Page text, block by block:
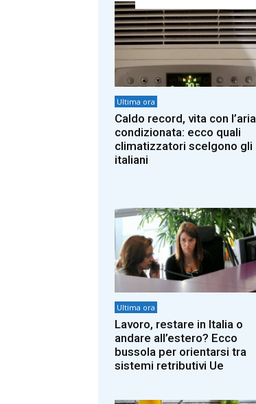
Ultima ora
Caldo record, vita con l’aria
condizionata: ecco quali
climatizzatori scelgono gli
italiani
Ultima ora
Lavoro, restare in Italia o
andare all’estero? Ecco
bussola per orientarsi tra
sistemi retributivi Ue